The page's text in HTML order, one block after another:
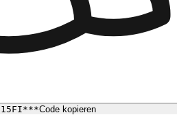
15FI***Code kopieren